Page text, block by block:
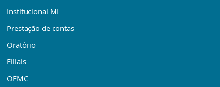
Institucional MI
Prestação de contas
Oratório
Filiais
OFMC